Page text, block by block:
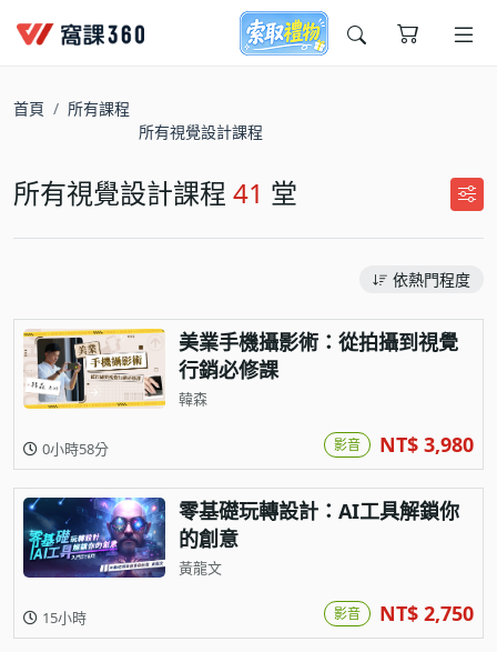
今天想要學什麼?
首頁
所有課程
所有視覺設計課程
所有視覺設計課程 41 堂
依熱門程度
美業手機攝影術：從拍攝到視覺
行銷必修課
韓森
0小時58分 影音 NT$ 3,980
零基礎玩轉設計：AI工具解鎖你
的創意
黃龍文
15小時 影音 NT$ 2,750